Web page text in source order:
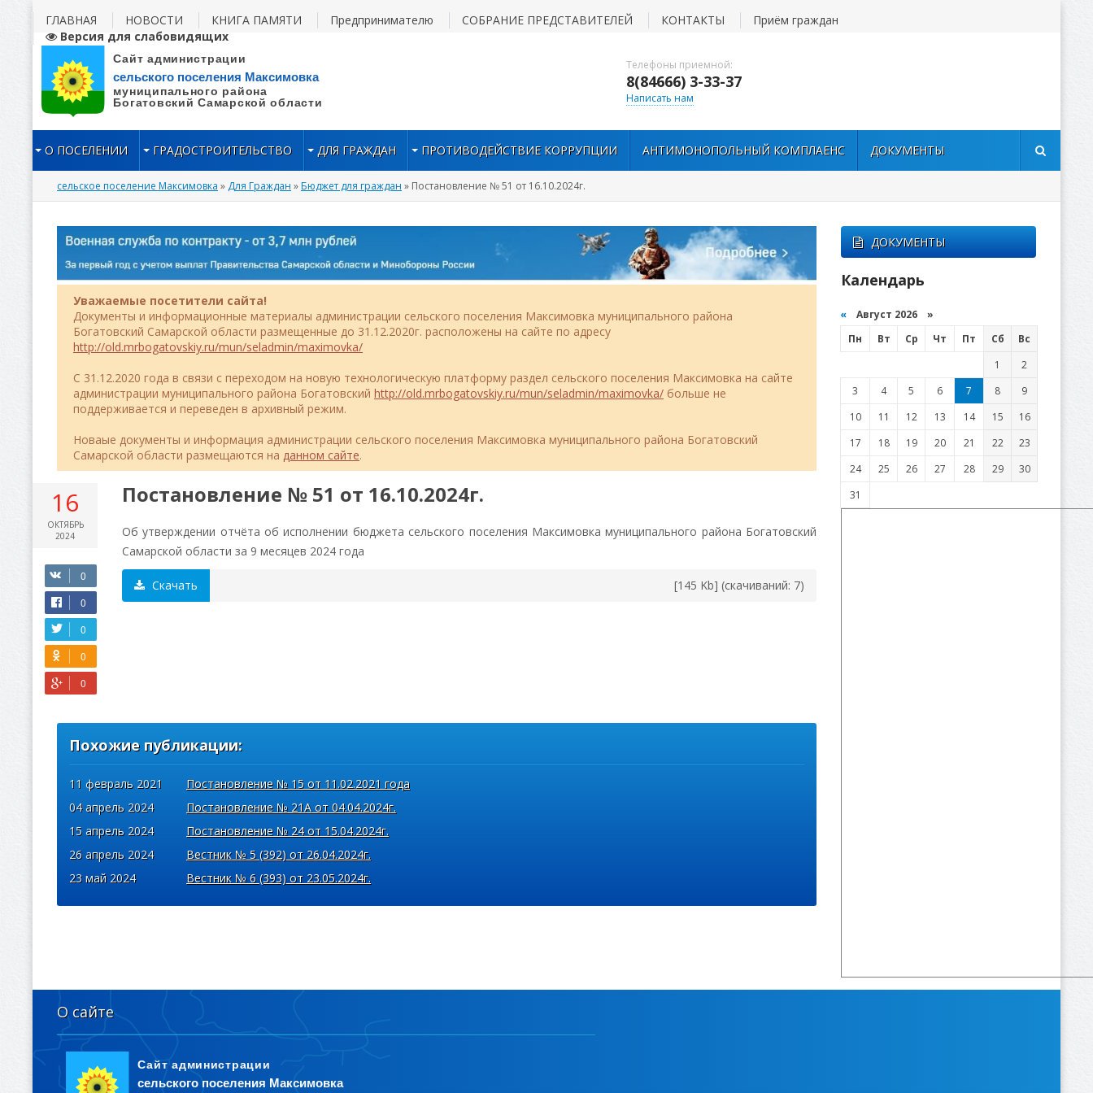
Телефоны приемной:
8(84666) 3-33-37
Написать нам
ГЛАВНАЯ НОВОСТИ КНИГА ПАМЯТИ Предпринимателю СОБРАНИЕ ПРЕДСТАВИТЕЛЕЙ КОНТАКТЫ
Приём граждан
Версия для слабовидящих
О ПОСЕЛЕНИИ ГРАДОСТРОИТЕЛЬСТВО ДЛЯ ГРАЖДАН ПРОТИВОДЕЙСТВИЕ КОРРУПЦИИ АНТИМОНОПОЛЬНЫЙ КОМПЛАЕНС ДОКУМЕНТЫ
сельское поселение Максимовка » Для Граждан »Бюджет для граждан » Постановление № 51 от 16.10.2024г.
Уважаемые посетители сайта!
Документы и информационные материалы администрации сельского поселения Максимовка муниципального района
Богатовский Самарской области размещенные до 31.12.2020г. расположены на сайте по адресу
http://old.mrbogatovskiy.ru/mun/seladmin/maximovka/
C 31.12.2020 года в связи с переходом на новую технологическую платформу раздел сельского поселения Максимовка на сайте
администрации муниципального района Богатовский http://old.mrbogatovskiy.ru/mun/seladmin/maximovka/ больше не
поддерживается и переведен в архивный режим.
Новаые документы и информация администрации сельского поселения Максимовка муниципального района Богатовский
Самарской области размещаются на данном сайте.
16
ОКТЯБРЬ
2024
Постановление № 51 от 16.10.2024г.
Об утверждении отчёта об исполнении бюджета сельского поселения Максимовка муниципального района Богатовский
Самарской области за 9 месяцев 2024 года
Скачать [145 Kb] (cкачиваний: 7)
Похожие публикации:
11 февраль 2021
Постановление № 15 от 11.02.2021 года
04 апрель 2024
Постановление № 21А от 04.04.2024г.
15 апрель 2024
Постановление № 24 от 15.04.2024г.
26 апрель 2024
Вестник № 5 (392) от 26.04.2024г.
23 май 2024
Вестник № 6 (393) от 23.05.2024г.
ДОКУМЕНТЫ
Календарь
« Август 2026 »
Пн
Вт Ср Чт Пт Сб
Вс
1
2
3
4 5 6 7 8
9
10
11 12 13 14 15
16
17
18 19 20 21 22
23
24
25 26 27 28 29
30
31
О сайте